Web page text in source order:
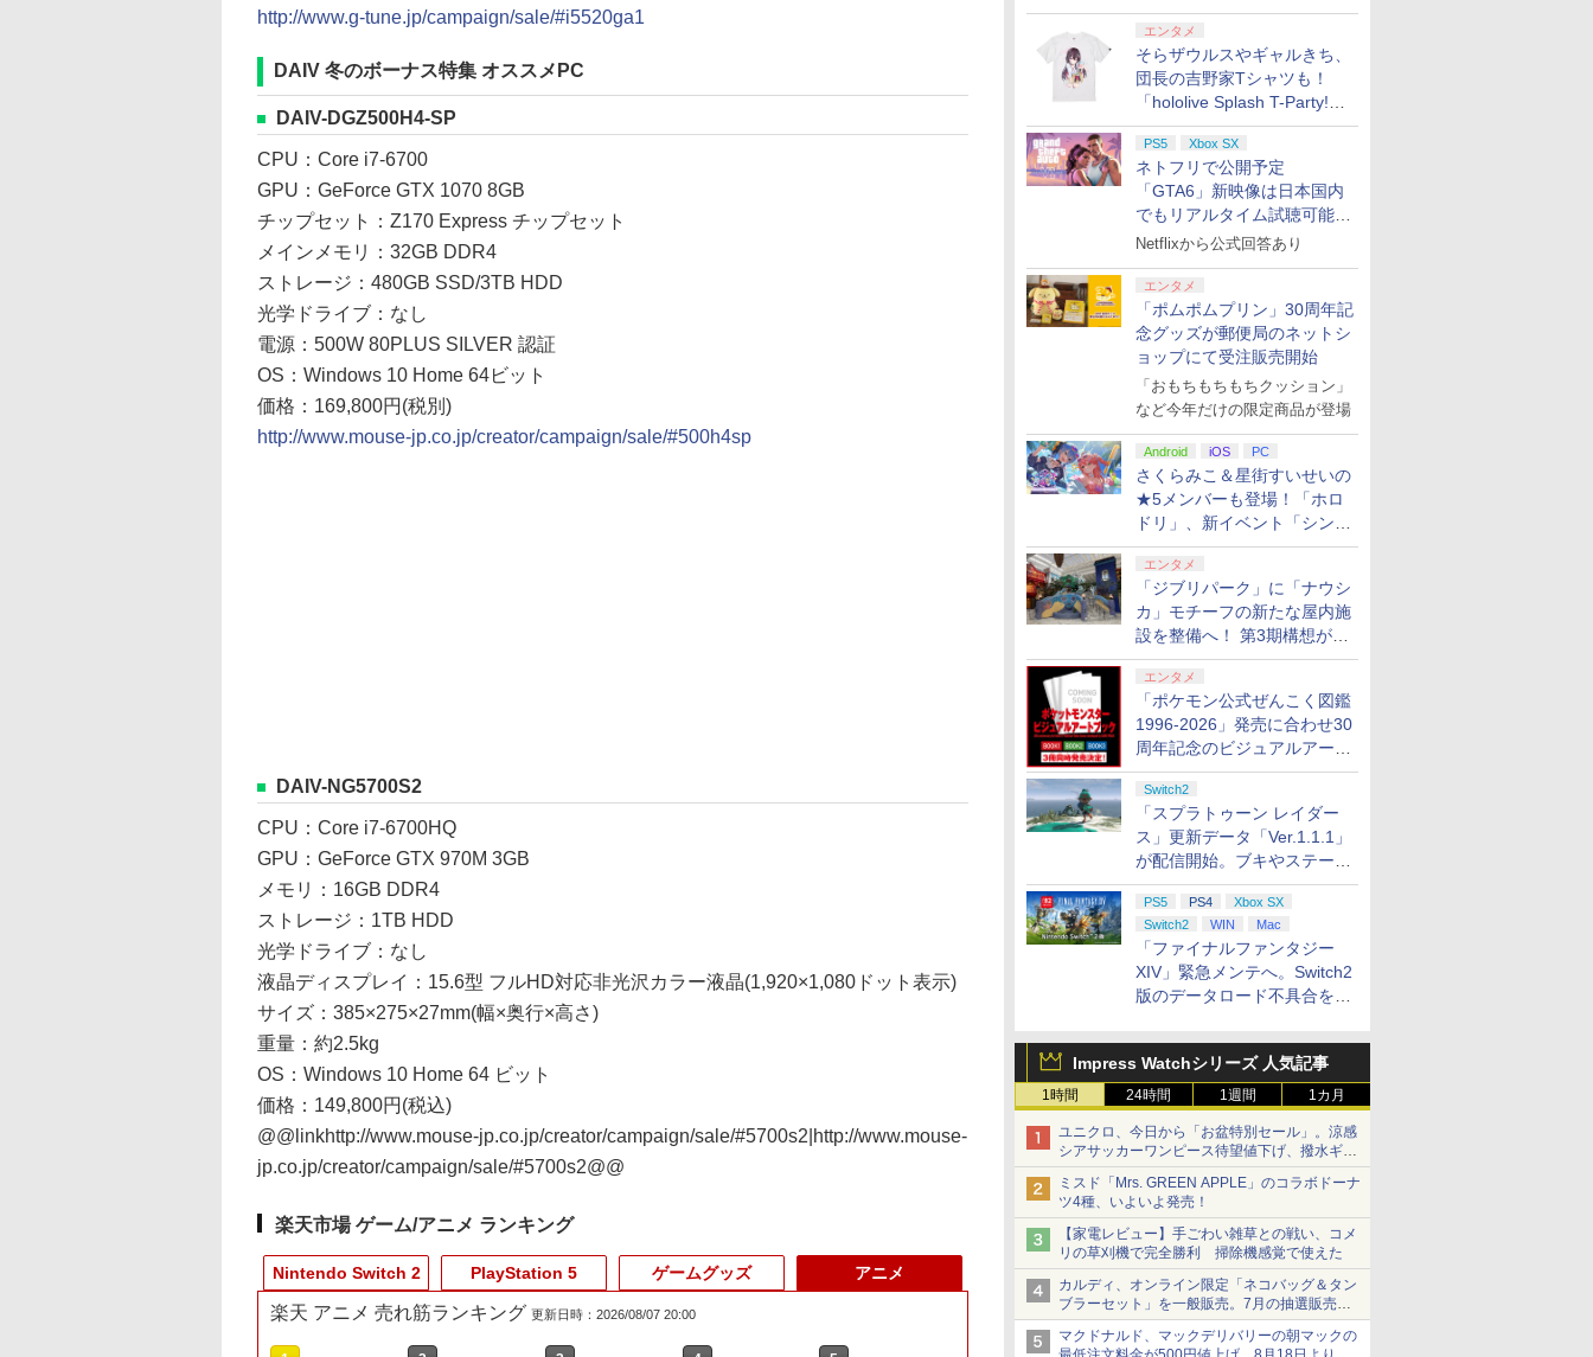
ャンペーン開催！
エンタメ
そらザウルスやギャルきち、
団長の吉野家Tシャツも！
「hololive Splash T-Party!」
全Tシャツラインナップ公開
＆オンライン販売開始
PS5 Xbox SX
ネトフリで公開予定
「GTA6」新映像は日本国内
でもリアルタイム試聴可能。
しかも日本語字幕付き
Netflixから公式回答あり
エンタメ
「ポムポムプリン」30周年記
念グッズが郵便局のネットシ
ョップにて受注販売開始
「おもちもちもちクッション」
など今年だけの限定商品が登場
Android iOS PC
さくらみこ＆星街すいせいの
★5メンバーも登場！「ホロ
ドリ」、新イベント「シンク
ロする夏のスパークル」がス
タート
エンタメ
「ジブリパーク」に「ナウシ
カ」モチーフの新たな屋内施
設を整備へ！ 第3期構想が公
開
エンタメ
「ポケモン公式ぜんこく図鑑
1996-2026」発売に合わせ30
周年記念のビジュアルアート
ブック3冊同時発売が決定
Switch2
「スプラトゥーン レイダー
ス」更新データ「Ver.1.1.1」
が配信開始。ブキやステージ
に関する不具合を修正
PS5 PS4
Xbox SX
Switch2
WIN Mac
「ファイナルファンタジー
XIV」緊急メンテへ。Switch2
版のデータロード不具合を最
Impress Watchシリーズ 人気記事
1時間 24時間 1週間 1カ月
ユニクロ、今日から「お盆特別セール」。涼感
シアサッカーワンピース待望値下げ、撥水ギア
ショーツは1990円に
ミスド「Mrs. GREEN APPLE」のコラボドーナ
ツ4種、いよいよ発売！
【家電レビュー】手ごわい雑草との戦い、コメ
リの草刈機で完全勝利 掃除機感覚で使えた
カルディ、オンライン限定「ネコバッグ＆タン
ブラーセット」を一般販売。7月の抽選販売の
当選無効分
マクドナルド、マックデリバリーの朝マックの
http://www.g-tune.jp/campaign/sale/#i5520ga1
DAIV 冬のボーナス特集 オススメPC
DAIV-DGZ500H4-SP
CPU：Core i7-6700
GPU：GeForce GTX 1070 8GB
チップセット：Z170 Express チップセット
メインメモリ：32GB DDR4
ストレージ：480GB SSD/3TB HDD
光学ドライブ：なし
電源：500W 80PLUS SILVER 認証
OS：Windows 10 Home 64ビット
価格：169,800円(税別)
http://www.mouse-jp.co.jp/creator/campaign/sale/#500h4sp
DAIV-NG5700S2
CPU：Core i7-6700HQ
GPU：GeForce GTX 970M 3GB
メモリ：16GB DDR4
ストレージ：1TB HDD
光学ドライブ：なし
液晶ディスプレイ：15.6型 フルHD対応非光沢カラー液晶(1,920×1,080ドット表示)
サイズ：385×275×27mm(幅×奥行×高さ)
重量：約2.5kg
OS：Windows 10 Home 64 ビット
価格：149,800円(税込)
@@linkhttp://www.mouse-jp.co.jp/creator/campaign/sale/#5700s2|http://www.mouse-
jp.co.jp/creator/campaign/sale/#5700s2@@
楽天市場 ゲーム/アニメ ランキング
Nintendo Switch 2 PlayStation 5 ゲームグッズ アニメ
楽天 アニメ 売れ筋ランキング 更新日時：2026/08/07 20:00